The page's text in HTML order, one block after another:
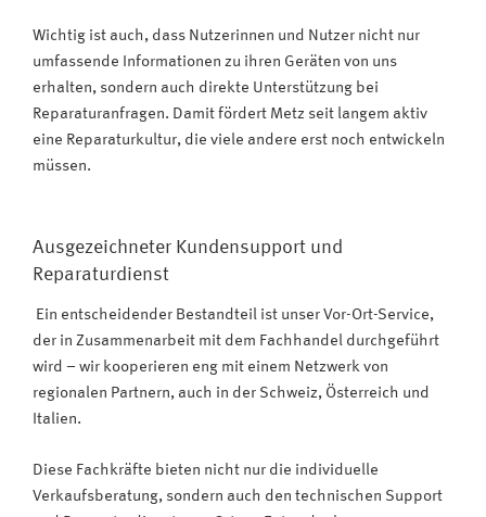
Wichtig ist auch, dass Nutzerinnen und Nutzer nicht nur
umfassende Informationen zu ihren Geräten von uns
erhalten, sondern auch direkte Unterstützung bei
Reparaturanfragen. Damit fördert Metz seit langem aktiv
eine Reparaturkultur, die viele andere erst noch entwickeln
müssen.
Ausgezeichneter Kundensupport und
Reparaturdienst
Ein entscheidender Bestandteil ist unser Vor-Ort-Service,
der in Zusammenarbeit mit dem Fachhandel durchgeführt
wird – wir kooperieren eng mit einem Netzwerk von
regionalen Partnern, auch in der Schweiz, Österreich und
Italien.
Diese Fachkräfte bieten nicht nur die individuelle
Verkaufsberatung, sondern auch den technischen Support